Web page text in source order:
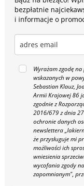
bezpłatnie
i informacje o
Wyrażam zgodę
wskazanych w
Sebastian Klauz,
Armii Krajowej 86
zgodnie z
2016/679 z dnia
ochronie danych
newslettera
że przysługuje mi
możliwości ich
wniesienia
wycofania zgody
zapomnianym",